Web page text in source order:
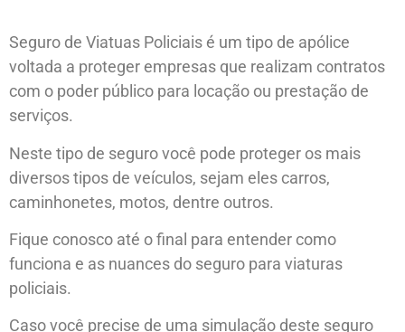
Seguro de Viatuas Policiais é um tipo de apólice
voltada a proteger empresas que realizam contratos
com o poder público para locação ou prestação de
serviços.
Neste tipo de seguro você pode proteger os mais
diversos tipos de veículos, sejam eles carros,
caminhonetes, motos, dentre outros.
Fique conosco até o final para entender como
funciona e as nuances do seguro para viaturas
policiais.
Caso você precise de uma simulação deste seguro